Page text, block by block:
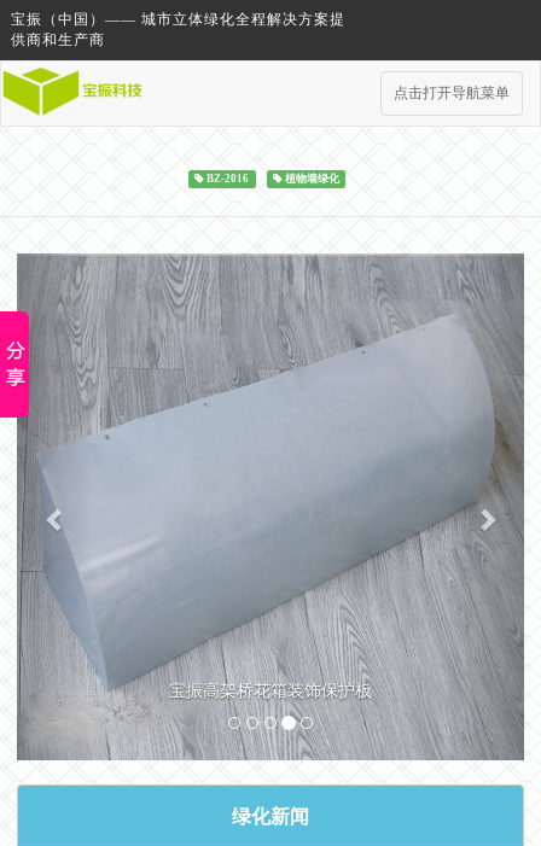
宝振（中国）—— 城市立体绿化全程解决方案提
供商和生产商
点击打开导航菜单
BZ-2016 植物墙绿化
宝振高架桥花箱装饰保护板
Previous Next
绿化新闻